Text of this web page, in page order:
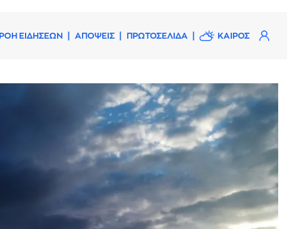
ΡΟΗ ΕΙΔΗΣΕΩΝ ΑΠΟΨΕΙΣ ΠΡΩΤΟΣΕΛΙΔΑ ΚΑΙΡΟΣ